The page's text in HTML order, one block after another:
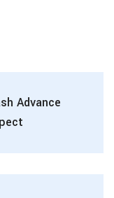
Advance